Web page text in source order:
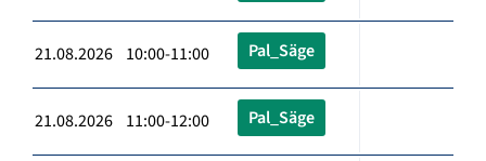
21.08.2026 10:00-11:00 Pal_Säge
21.08.2026 11:00-12:00 Pal_Säge